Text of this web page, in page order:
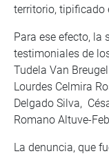
territorio, tipificado
Para ese efecto, la
testimoniales de
Tudela Van
Lourdes Celmira
Delgado Silva,
Romano Altuve-
La denuncia, que